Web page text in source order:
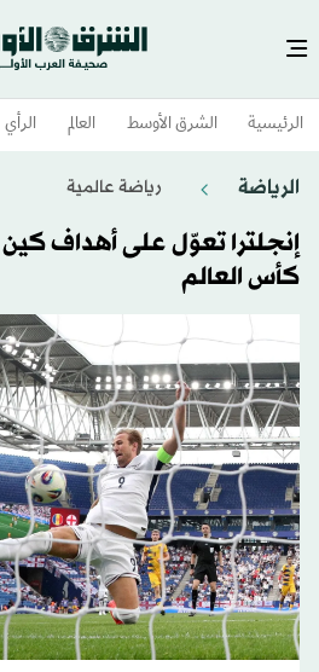
الرئيسية الشرق الأوسط​ العالم الرأي
الرياضة رياضة عالمية
إنجلترا تعوّل على أهداف كين
كأس العالم